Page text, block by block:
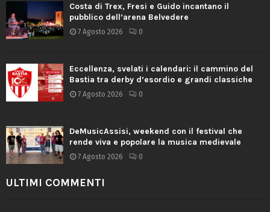
Costa di Trex, Fresi e Guido incantano il
pubblico dell’arena Belvedere
7 Agosto 2026 0
Eccellenza, svelati i calendari: il cammino del
Bastia tra derby d’esordio e grandi classiche
7 Agosto 2026 0
DeMusicAssisi, weekend con il festival che
rende viva e popolare la musica medievale
7 Agosto 2026 0
ULTIMI COMMENTI